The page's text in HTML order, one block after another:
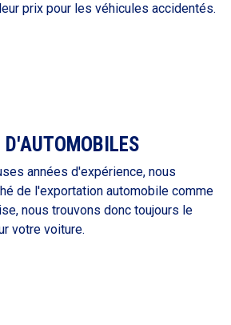
prix pour les véhicules accidentés.
D'AUTOMOBILES
années d'expérience, nous
de l'exportation automobile comme
nous trouvons donc toujours le
votre voiture.